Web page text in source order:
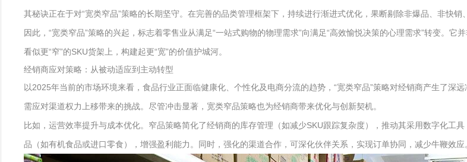
其秘诀正在于对“宽类窄品”策略的长期坚守。在完善的品类管理框架下，持续进行渐进式优化，果断剔除非爆品、非快
因此，“宽类窄品”策略的兴起，标志着零售业从满足“一站式购物的物理需求”向满足“高效愉悦决策的心理需求”转变。
看似更“窄”的SKU货架上，构建起更“宽”的价值护城河。
经销商应对策略：从被动适应到主动转型
以2025年当前的市场环境来看，食品行业正面临健康化、个性化及电商分流的趋势，“宽类窄品”策略对经销商产生了
需应对渠道权力上移带来的挑战。尽管冲击显著，宽类窄品策略也为经销商带来优化与创新契机。
比如，运营效率提升与成本优化。窄品策略简化了经销商的库存管理（如减少SKU跟踪复杂度），推动其采用数字化
品（如有机食品或进口零食），增强盈利能力。同时，强化的渠道合作，可深化伙伴关系，实现订单协同，减少牛鞭效应